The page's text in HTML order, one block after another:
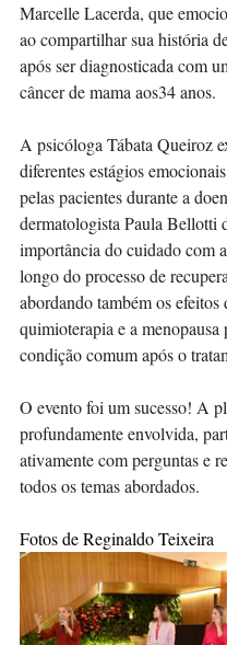
Marcelle Lacerda, que
ao compartilhar sua história
após ser diagnosticada com
câncer de mama aos34 anos.
A psicóloga Tábata Queiroz
diferentes estágios
pelas pacientes durante a
dermatologista Paula Bellotti
importância do cuidado com
longo do processo de
abordando também os efeitos
quimioterapia e a menopausa
condição comum após o
O evento foi um sucesso! A
profundamente envolvida,
ativamente com perguntas e
todos os temas abordados.
Fotos de Reginaldo Teixeira